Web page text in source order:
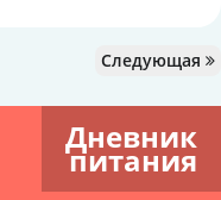
Следующая
Дневник
питания